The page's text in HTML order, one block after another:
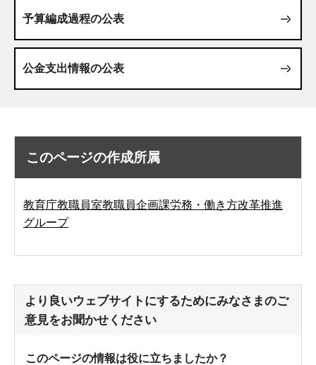
予算編成過程の公表
公金支出情報の公表
このページの作成所属
教育庁教職員室教職員企画課労務・働き方改革推進
グループ
より良いウェブサイトにするためにみなさまのご
意見をお聞かせください
このページの情報は役に立ちましたか？